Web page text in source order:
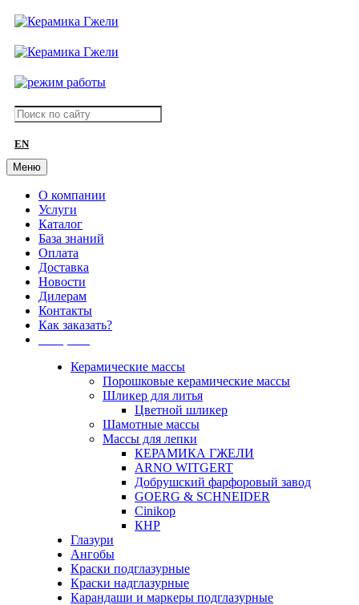
EN
Меню
О компании
Услуги
Каталог
База знаний
Оплата
Доставка
Новости
Дилерам
Контакты
Как заказать?
Керамические массы
Порошковые керамические массы
Шликер для литья
Цветной шликер
Шамотные массы
Массы для лепки
КЕРАМИКА ГЖЕЛИ
ARNO WITGERT
Добрушский фарфоровый завод
GOERG & SCHNEIDER
Cinikop
КНР
Глазури
Ангобы
Краски подглазурные
Краски надглазурные
Карандаши и маркеры подглазурные